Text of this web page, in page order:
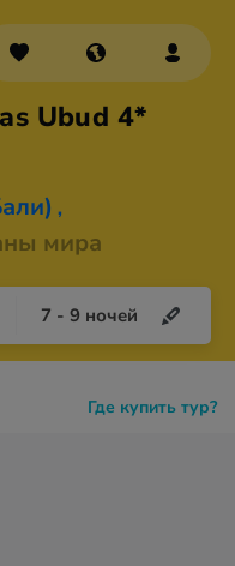
Ubud 4*
,
мира
7 - 9 ночей
Где купить тур?